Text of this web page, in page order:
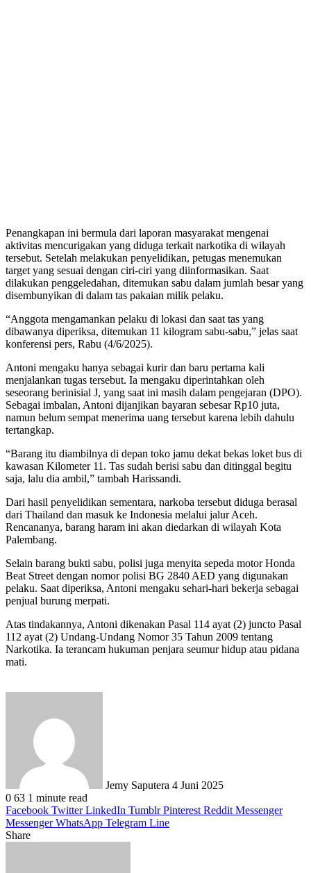
Penangkapan ini bermula dari laporan masyarakat mengenai
aktivitas mencurigakan yang diduga terkait narkotika di wilayah
tersebut. Setelah melakukan penyelidikan, petugas menemukan
target yang sesuai dengan ciri-ciri yang diinformasikan. Saat
dilakukan penggeledahan, ditemukan sabu dalam jumlah besar yang
disembunyikan di dalam tas pakaian milik pelaku.
“Anggota mengamankan pelaku di lokasi dan saat tas yang
dibawanya diperiksa, ditemukan 11 kilogram sabu-sabu,” jelas saat
konferensi pers, Rabu (4/6/2025).
Antoni mengaku hanya sebagai kurir dan baru pertama kali
menjalankan tugas tersebut. Ia mengaku diperintahkan oleh
seseorang berinisial J, yang saat ini masih dalam pengejaran (DPO).
Sebagai imbalan, Antoni dijanjikan bayaran sebesar Rp10 juta,
namun belum sempat menerima uang tersebut karena lebih dahulu
tertangkap.
“Barang itu diambilnya di depan toko jamu dekat bekas loket bus di
kawasan Kilometer 11. Tas sudah berisi sabu dan ditinggal begitu
saja, lalu dia ambil,” tambah Harissandi.
Dari hasil penyelidikan sementara, narkoba tersebut diduga berasal
dari Thailand dan masuk ke Indonesia melalui jalur Aceh.
Rencananya, barang haram ini akan diedarkan di wilayah Kota
Palembang.
Selain barang bukti sabu, polisi juga menyita sepeda motor Honda
Beat Street dengan nomor polisi BG 2840 AED yang digunakan
pelaku. Saat diperiksa, Antoni mengaku sehari-hari bekerja sebagai
penjual burung merpati.
Atas tindakannya, Antoni dikenakan Pasal 114 ayat (2) juncto Pasal
112 ayat (2) Undang-Undang Nomor 35 Tahun 2009 tentang
Narkotika. Ia terancam hukuman penjara seumur hidup atau pidana
mati.
Jemy Saputera 4 Juni 2025
0 63 1 minute read
Facebook Twitter LinkedIn Tumblr Pinterest Reddit Messenger
Messenger WhatsApp Telegram Line
Share